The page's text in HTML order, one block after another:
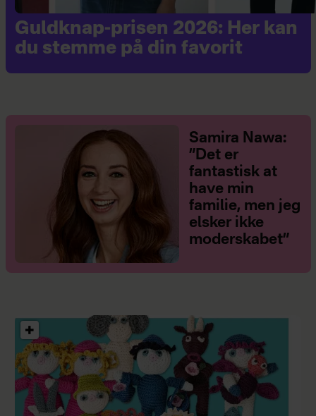
Guldknap-prisen 2026: Her kan
du stemme på din favorit
Samira Nawa:
”Det er
fantastisk at
have min
familie, men jeg
elsker ikke
moderskabet”